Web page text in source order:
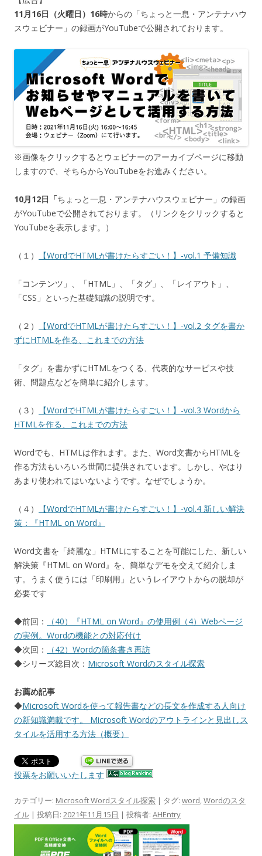
11月16日（火曜日）16時からの「ちょっと一息・アンテナハウ
スウェビナー」の録画がYouTubeで公開されております。
※画像をクリックするとウェビナーのアーカイブページに移動
しますので、そちらからYouTubeをお進みください。
10月12日「ちょっと一息・アンテナハウスウェビナー」の録画
がYouTubeで公開されております。（リンクをクリックすると
YouTubeを表示します。）
（１） 【WordでHTMLが書けたらすごい！】-vol.1 予備知識
「コンテンツ」、「HTML」、「タグ」、「レイアウト」、
「CSS」といった基礎知識の説明です。
（２）
【WordでHTMLが書けたらすごい！】-vol.2 タグを書か
ずにHTMLを作る、これまでの方法
「タグ」を書かずにHTMLをつくる、代表的なサービスや技
術、問題点などを簡単に紹介します。
（３）
【WordでHTMLが書けたらすごい！】-vol.3 Wordから
HTMLを作る、これまでの方法
Wordでも、HTMLは作れます。また、Word文書からHTMLを
作る方法もいろいろ世間に提供されています。しかし、やはり
あまり使われてはいないようです。なぜでしょうか。
（４）
【WordでHTMLが書けたらすごい！】-vol.4 新しい解決
策：『HTML on Word』
Word文書を「綺麗な」HTMLにすることを可能にした、新しい
解決策『HTML on Word』を、簡単なデモを交えて紹介しま
す。うまく使うには「印刷用」というレイアウトからの脱却が
必要です
◆前回：
（40）『HTML on Word』の使用例（4）Webページ
の実例。Wordの機能との対応付け
◆次回：
（42）Wordの箇条書き再訪
◆シリーズ総目次： Microsoft Wordのスタイル探索
お薦め記事
◆Microsoft Wordを使って報告書などの長文を作成する人向け
の新知識満載です。 Microsoft Wordのアウトラインと見出しス
タイルを活用する方法（概要）
投票をお願いいたします
カテゴリー: Microsoft Wordスタイル探索 | タグ: word,Wordのスタ
イル | 投稿日: 2021年11月15日 | 投稿者: AHEntry